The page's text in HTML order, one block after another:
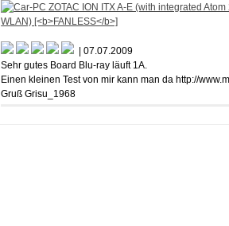
| 07.07.2009
Sehr gutes Board Blu-ray läuft 1A.
Einen kleinen Test von mir kann man da http://
Gruß Grisu_1968